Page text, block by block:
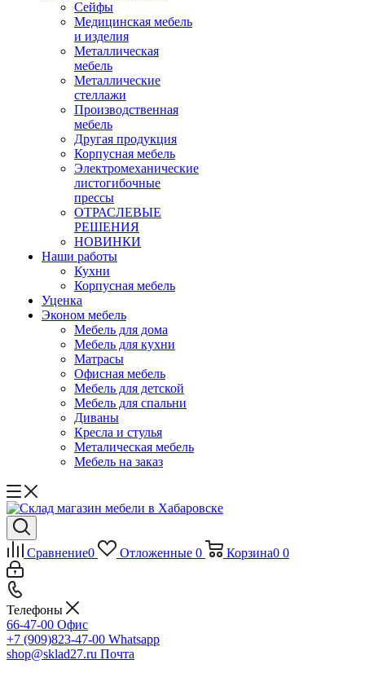
Сейфы
Медицинская мебель
и изделия
Металлическая
мебель
Металлические
стеллажи
Производственная
мебель
Другая продукция
Корпусная мебель
Электромеханические
листогибочные
прессы
ОТРАСЛЕВЫЕ
РЕШЕНИЯ
НОВИНКИ
Наши работы
Кухни
Корпусная мебель
Уценка
Эконом мебель
Мебель для дома
Мебель для кухни
Матрасы
Офисная мебель
Мебель для детской
Мебель для спальни
Диваны
Кресла и стулья
Металическая мебель
Мебель на заказ
Сравнение0 Отложенные 0 Корзина0 0
Телефоны
66-47-00 Офис
+7 (909)823-47-00 Whatsapp
shop@sklad27.ru Почта